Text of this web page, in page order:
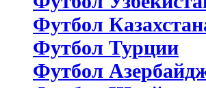
Футбол
Футбол Турции
Футбол